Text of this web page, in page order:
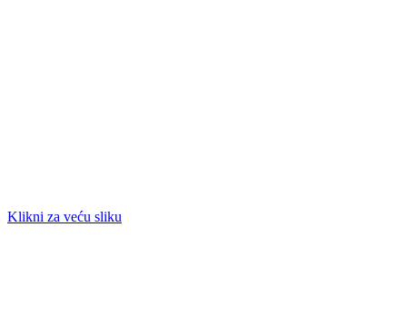
Klikni za veću sliku